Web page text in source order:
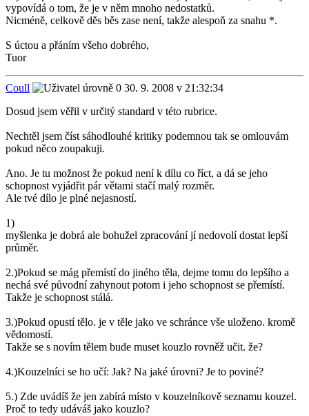
vypovídá o tom, že je v něm mnoho nedostatků.
Nicméně, celkově děs běs zase není, takže alespoň za snahu *.
S úctou a přáním všeho dobrého,
Tuor
Coull
30. 9. 2008 v 21:32:34
Dosud jsem věřil v určitý standard v této rubrice.
Nechtěl jsem číst sáhodlouhé kritiky podemnou tak se omlouvám
pokud něco zoupakuji.
Ano. Je tu možnost že pokud není k dílu co říct, a dá se jeho
schopnost vyjádřit pár větami stačí malý rozměr.
Ale tvé dílo je plné nejasností.
1)
myšlenka je dobrá ale bohužel zpracování jí nedovolí dostat lepší
průměr.
2.)Pokud se mág přemístí do jiného těla, dejme tomu do lepšího a
nechá své původní zahynout potom i jeho schopnost se přemístí.
Takže je schopnost stálá.
3.)Pokud opustí tělo. je v těle jako ve schránce vše uloženo. kromě
vědomostí.
Takže se s novím tělem bude muset kouzlo rovněž učit. že?
4.)Kouzelníci se ho učí: Jak? Na jaké úrovni? Je to poviné?
5.) Zde uvádíš že jen zabírá místo v kouzelníkově seznamu kouzel.
Proč to tedy udáváš jako kouzlo?